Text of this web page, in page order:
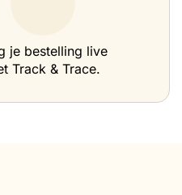
je bestelling live
Track & Trace.